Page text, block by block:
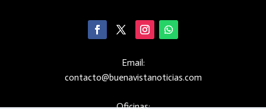
Email:
contacto@buenavistanoticias.com
Oficinas: